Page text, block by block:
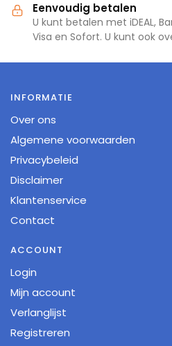
Eenvoudig betalen
U kunt betalen met iDEAL,
Visa en Sofort. U kunt ook
INFORMATIE
Over ons
Algemene voorwaarden
Privacybeleid
Disclaimer
Klantenservice
Contact
ACCOUNT
Login
Mijn account
Verlanglijst
Registreren